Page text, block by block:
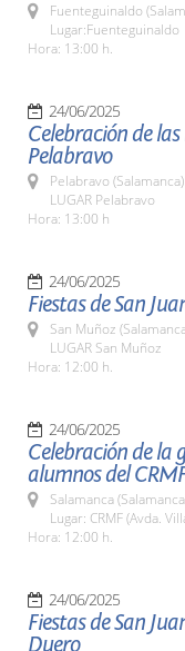
Fuenteguinaldo
Lugar:Fuenteguinaldo
Hora: 13:00 h.
24/06/2025
Celebración de las
Pelabravo
Pelabravo (Salamanca)
LUGAR Pelabravo
Hora: 13:00 h
24/06/2025
Fiestas de San
San Muñoz
LUGAR San Muñoz
Hora: 12:00 h.
24/06/2025
Celebración de la
alumnos del
Salamanca
Lugar: CRMF (Avda.
Hora: 12:00 h.
24/06/2025
Fiestas de San
Duero